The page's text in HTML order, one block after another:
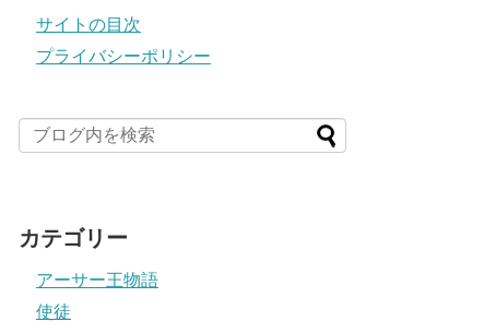
サイトの目次
プライバシーポリシー
カテゴリー
アーサー王物語
使徒